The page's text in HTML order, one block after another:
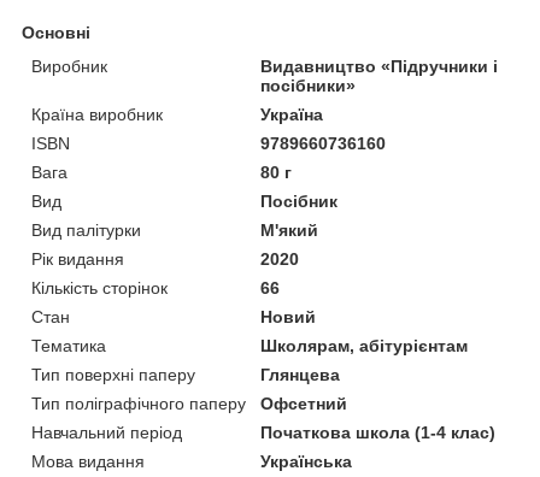
Основні
Виробник
Видавництво «Підручники і
посібники»
Країна виробник
Україна
ISBN
9789660736160
Вага
80 г
Вид
Посібник
Вид палітурки
М'який
Рік видання
2020
Кількість сторінок
66
Стан
Новий
Тематика
Школярам, абітурієнтам
Тип поверхні паперу
Глянцева
Тип поліграфічного паперу
Офсетний
Навчальний період
Початкова школа (1-4 клас)
Мова видання
Українська